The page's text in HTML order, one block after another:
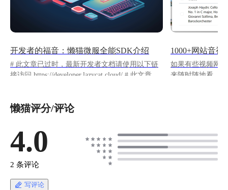
开发者的福音：懒猫微服全能SDK介绍
# 此文章已过时，最新开发者文档请使用以下链
接访问 https://developer.lazycat.cloud/ # 此文章已
最新开发者文档请使用以下链接访问
可以基于开放的接口创造出各式各样的应用 本篇
文章为介绍讲解懒猫微服SDK系列第一篇，主要
为大家展示如何入门使用懒猫微服SDK，并实现
前准备 ## 安装懒猫微服客户端 为了开发懒猫微
如果有些视频网
来随时随地看，
dlp/blob/master/
的包括：youtube
P站（你懂的，就
懒猫评分/评论
4.0
2 条评论
写评论